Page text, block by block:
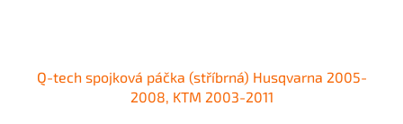
Q-tech spojková páčka (stříbrná) Husqvarna 2005-
2008, KTM 2003-2011